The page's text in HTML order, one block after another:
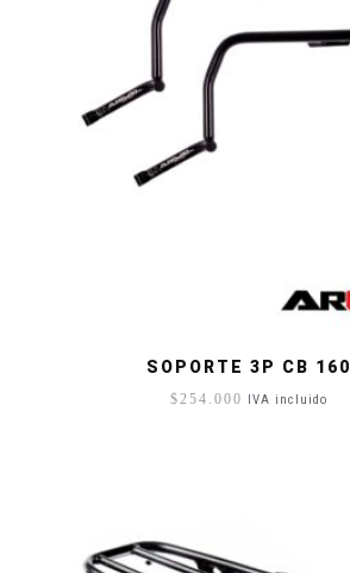
SOPORTE 3P CB 160
$254.000 IVA incluido